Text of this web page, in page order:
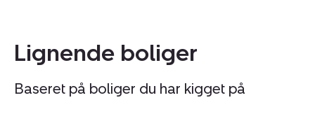
Lignende boliger
Baseret på boliger du har kigget på